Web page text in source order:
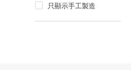
只顯示手工製造